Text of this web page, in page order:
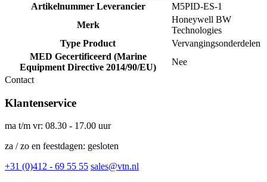
Artikelnummer Leverancier
M5PID-ES-1
Merk
Honeywell BW
Technologies
Type Product
Vervangingsonderdelen
MED Gecertificeerd (Marine
Equipment Directive 2014/90/EU)
Nee
Contact
Klantenservice
ma t/m vr: 08.30 - 17.00 uur
za / zo en feestdagen: gesloten
+31 (0)412 - 69 55 55 sales@vtn.nl